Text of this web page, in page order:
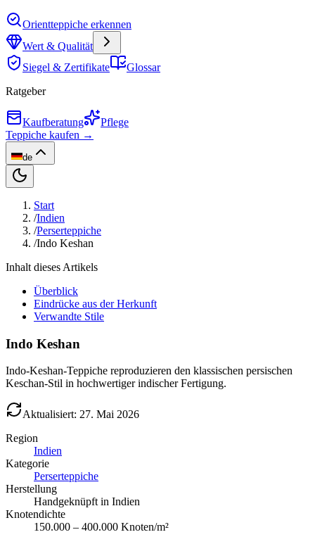
Orientteppiche erkennen
Wert & Qualität
Siegel & Zertifikate
Glossar
Ratgeber
Kaufberatung
Pflege
Teppiche kaufen →
de
Start
/Indien
/Perserteppiche
/Indo Keshan
Inhalt dieses Artikels
Überblick
Eindrücke aus der Herkunft
Verwandte Stile
Indo Keshan
Indo-Keshan-Teppiche reproduzieren den klassischen persischen
Keschan-Stil in hochwertiger indischer Fertigung.
Aktualisiert: 27. Mai 2026
Region
Indien
Kategorie
Perserteppiche
Herstellung
Handgeknüpft in Indien
Knotendichte
150.000 – 400.000 Knoten/m²